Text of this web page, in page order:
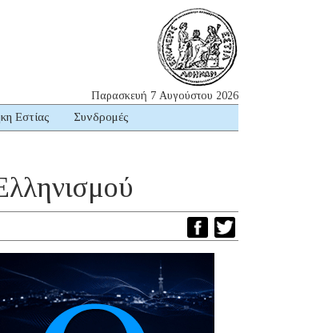
Παρασκευή 7 Αυγούστου 2026
Εστίας Συνδρομές